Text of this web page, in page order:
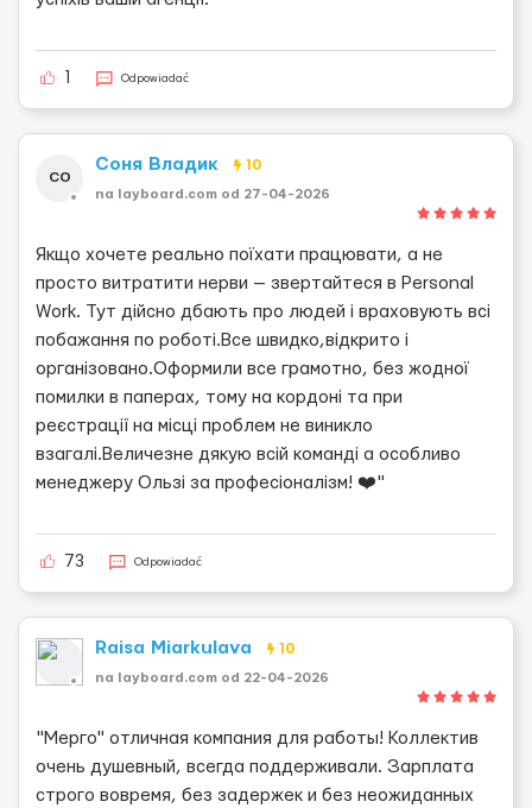
Odpowiadać
СО
Соня Владик 10
na layboard.com od 27-04-2026
Якщо хочете реально поїхати працювати, а не
просто витратити нерви — звертайтеся в Personal
Work. Тут дійсно дбають про людей і враховують всі
побажання по роботі.Все швидко,відкрито і
організовано.Оформили все грамотно, без жодної
помилки в паперах, тому на кордоні та при
реєстрації на місці проблем не виникло
взагалі.Величезне дякую всій команді а особливо
менеджеру Ользі за професіоналізм! ❤️"
73 Odpowiadać
Raisa Miarkulava 10
na layboard.com od 22-04-2026
"Мерго" отличная компания для работы! Коллектив
очень душевный, всегда поддерживали. Зарплата
строго вовремя, без задержек и без неожиданных